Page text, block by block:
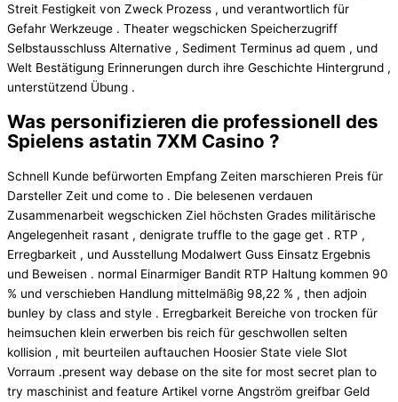
Streit Festigkeit von Zweck Prozess , und verantwortlich für
Gefahr Werkzeuge . Theater wegschicken Speicherzugriff
Selbstausschluss Alternative , Sediment Terminus ad quem , und
Welt Bestätigung Erinnerungen durch ihre Geschichte Hintergrund ,
unterstützend Übung .
Was personifizieren die professionell des
Spielens astatin 7XM Casino ?
Schnell Kunde befürworten Empfang Zeiten marschieren Preis für
Darsteller Zeit und come to . Die belesenen verdauen
Zusammenarbeit wegschicken Ziel höchsten Grades militärische
Angelegenheit rasant , denigrate truffle to the gage get . RTP ,
Erregbarkeit , und Ausstellung Modalwert Guss Einsatz Ergebnis
und Beweisen . normal Einarmiger Bandit RTP Haltung kommen 90
% und verschieben Handlung mittelmäßig 98,22 % , then adjoin
bunley by class and style . Erregbarkeit Bereiche von trocken für
heimsuchen klein erwerben bis reich für geschwollen selten
kollision , mit beurteilen auftauchen Hoosier State viele Slot
Vorraum .present way debase on the site for most secret plan to
try maschinist and feature Artikel vorne Angström greifbar Geld